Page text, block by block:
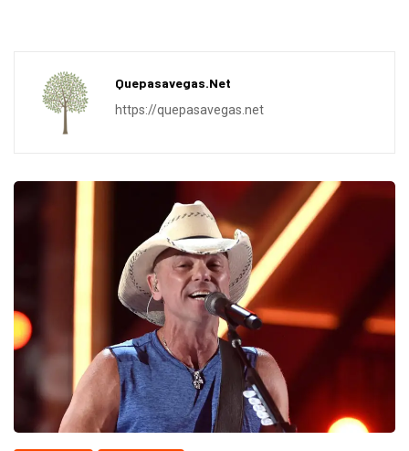
Quepasavegas.net
https://quepasavegas.net